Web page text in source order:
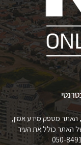
האתר מספק מידע אמין,
של האתר כולל את העיר